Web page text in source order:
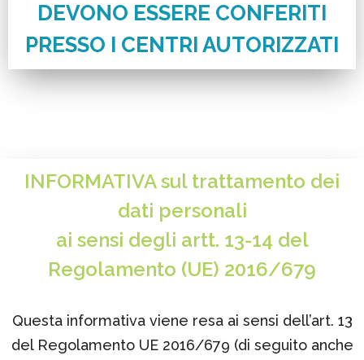
DEVONO ESSERE CONFERITI
PRESSO I CENTRI AUTORIZZATI
INFORMATIVA sul trattamento dei
dati personali
ai sensi degli artt. 13-14 del
Regolamento (UE) 2016/679
Questa informativa viene resa ai sensi dell’art. 13
del Regolamento UE 2016/679 (di seguito anche